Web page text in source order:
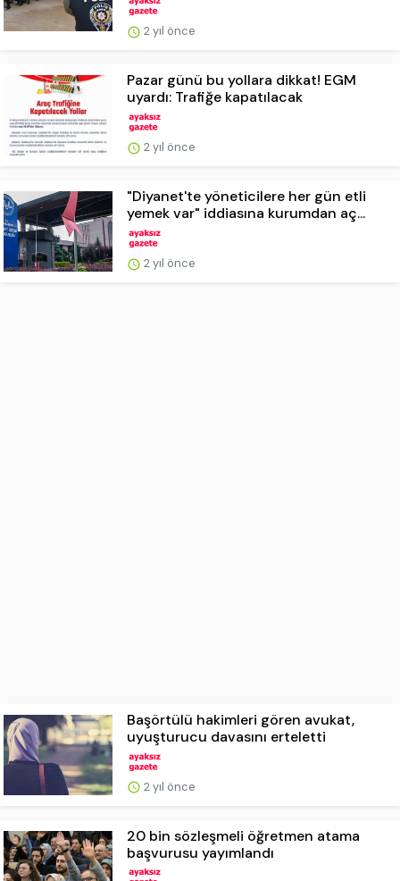
2 yıl önce
Pazar günü bu yollara dikkat! EGM
uyardı: Trafiğe kapatılacak
2 yıl önce
"Diyanet'te yöneticilere her gün etli
yemek var" iddiasına kurumdan aç...
2 yıl önce
Başörtülü hakimleri gören avukat,
uyuşturucu davasını erteletti
2 yıl önce
20 bin sözleşmeli öğretmen atama
başvurusu yayımlandı